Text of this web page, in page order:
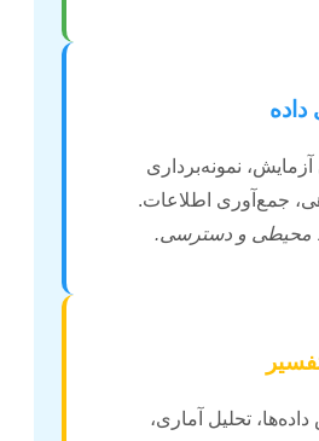
آزمایش، نمونه‌برداری
جمع‌آوری اطلاعات.
محیطی و دسترسی.
داده‌ها، تحلیل آماری،